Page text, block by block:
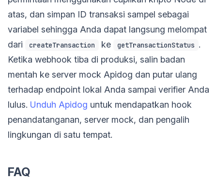
atas, dan simpan ID transaksi sampel sebagai
variabel sehingga Anda dapat langsung melompat
dari
createTransaction ke getTransactionStatus .
Ketika webhook tiba di produksi, salin badan
mentah ke server mock Apidog dan putar ulang
terhadap endpoint lokal Anda sampai verifier Anda
lulus. Unduh Apidog untuk mendapatkan hook
penandatanganan, server mock, dan pengalih
lingkungan di satu tempat.
FAQ